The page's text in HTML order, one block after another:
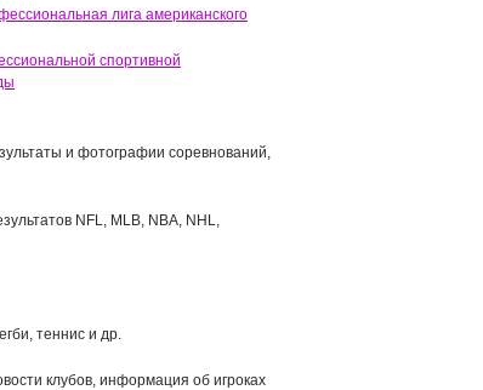
лига американского
спортивной
и фотографии соревнований,
NFL, MLB, NBA, NHL,
теннис и др.
клубов, информация об игроках